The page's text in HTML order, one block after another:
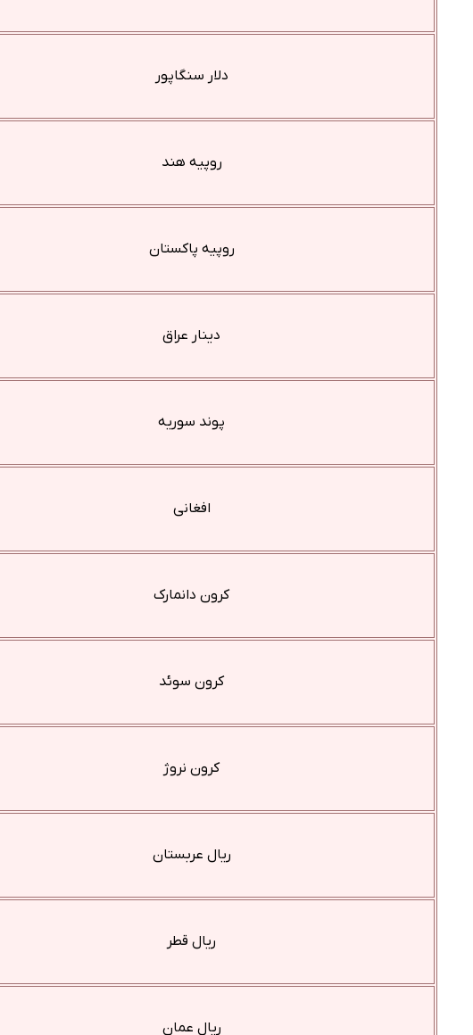
دلار سنگاپور
روپیه هند
روپیه پاکستان
دینار عراق
پوند سوریه
افغانی
کرون دانمارک
کرون سوئد
کرون نروژ
ریال عربستان
ریال قطر
ریال عمان